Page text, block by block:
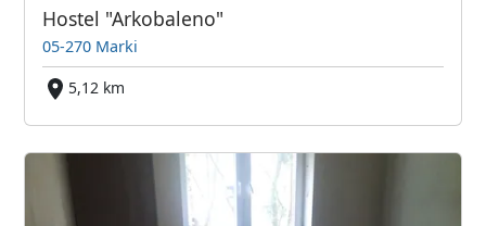
Hostel "Arkobaleno"
05-270 Marki
5,12 km